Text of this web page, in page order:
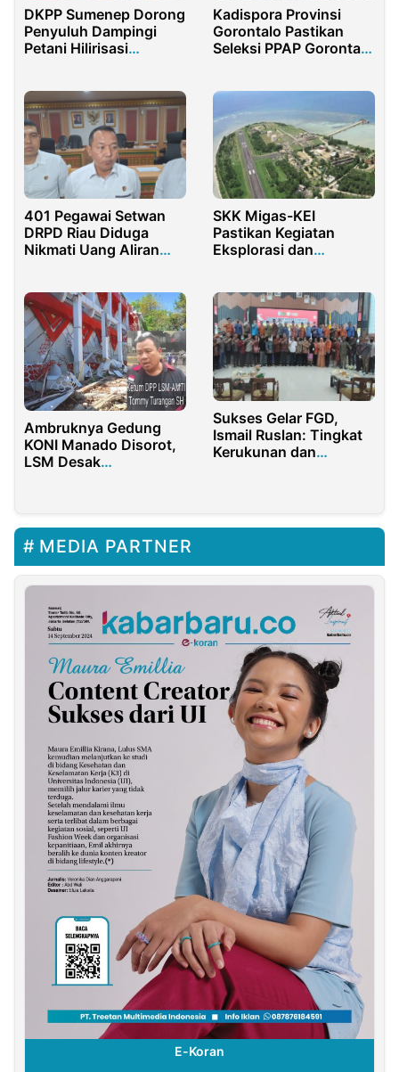
DKPP Sumenep Dorong
Penyuluh Dampingi
Petani Hilirisasi
Kadispora Provinsi
Gorontalo Pastikan
Seleksi PPAP Gorontalo
401 Pegawai Setwan
DRPD Riau Diduga
Nikmati Uang Aliran
SKK Migas-KEI
Pastikan Kegiatan
Eksplorasi dan
Ambruknya Gedung
KONI Manado Disorot,
LSM Desak
Sukses Gelar FGD,
Ismail Ruslan: Tingkat
Kerukunan dan
MEDIA PARTNER
E-Koran